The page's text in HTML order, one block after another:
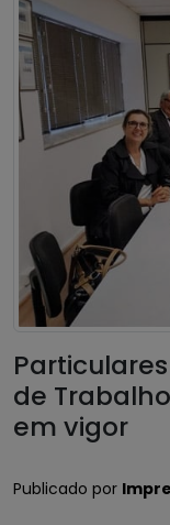
de
em vigor
Publicado por